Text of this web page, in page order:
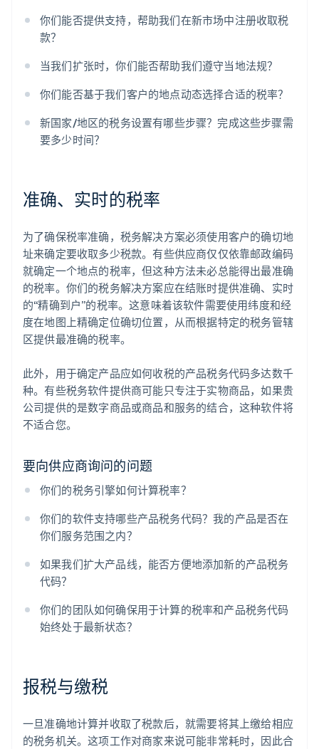
你们能否提供支持，帮助我们在新市场中注册收取税
款？
当我们扩张时，你们能否帮助我们遵守当地法规？
你们能否基于我们客户的地点动态选择合适的税率？
新国家/地区的税务设置有哪些步骤？完成这些步骤需
要多少时间？
准确、实时的税率
为了确保税率准确，税务解决方案必须使用客户的确切地
址来确定要收取多少税款。有些供应商仅仅依靠邮政编码
就确定一个地点的税率，但这种方法未必总能得出最准确
的税率。你们的税务解决方案应在结账时提供准确、实时
的“精确到户”的税率。这意味着该软件需要使用纬度和经
度在地图上精确定位确切位置，从而根据特定的税务管辖
区提供最准确的税率。
此外，用于确定产品应如何收税的产品税务代码多达数千
种。有些税务软件提供商可能只专注于实物商品，如果贵
公司提供的是数字商品或商品和服务的结合，这种软件将
不适合您。
要向供应商询问的问题
你们的税务引擎如何计算税率？
你们的软件支持哪些产品税务代码？我的产品是否在
你们服务范围之内？
如果我们扩大产品线，能否方便地添加新的产品税务
代码？
你们的团队如何确保用于计算的税率和产品税务代码
始终处于最新状态？
报税与缴税
一旦准确地计算并收取了税款后，就需要将其上缴给相应
的税务机关。这项工作对商家来说可能非常耗时，因此合